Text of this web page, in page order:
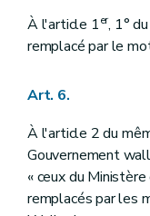
À l'article 1er, 1°
remplacé par le
Art. 6.
À l'article 2 du
Gouvernement
« ceux du
remplacés par les